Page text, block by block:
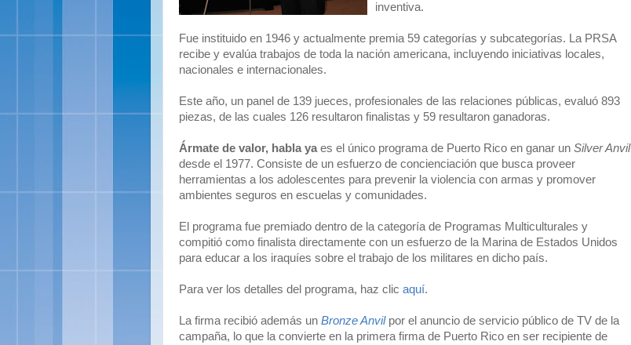
inventiva.
Fue instituido en 1946 y actualmente premia 59 categorías y subcategorías. La PRSA
recibe y evalúa trabajos de toda la nación americana, incluyendo iniciativas locales,
nacionales e internacionales.
Este año, un panel de 139 jueces, profesionales de las relaciones públicas, evaluó 893
piezas, de las cuales 126 resultaron finalistas y 59 resultaron ganadoras.
Ármate de valor, habla ya es el único programa de Puerto Rico en ganar un Silver Anvil
desde el 1977. Consiste de un esfuerzo de concienciación que busca proveer
herramientas a los adolescentes para prevenir la violencia con armas y promover
ambientes seguros en escuelas y comunidades.
El programa fue premiado dentro de la categoría de Programas Multiculturales y
compitió como finalista directamente con un esfuerzo de la Marina de Estados Unidos
para educar a los iraquíes sobre el trabajo de los militares en dicho país.
Para ver los detalles del programa, haz clic aquí.
La firma recibió además un Bronze Anvilpor el anuncio de servicio público de TV de la
campaña, lo que la convierte en la primera firma de Puerto Rico en ser recipiente de